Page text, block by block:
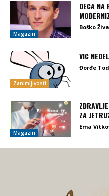
Magazin
DECA NA
Boško
Zanimljivosti
VIC
Đorđe
Magazin
ZA
Ema